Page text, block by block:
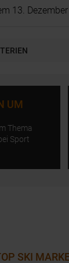
13.
UM
Thema
Sport
SKI